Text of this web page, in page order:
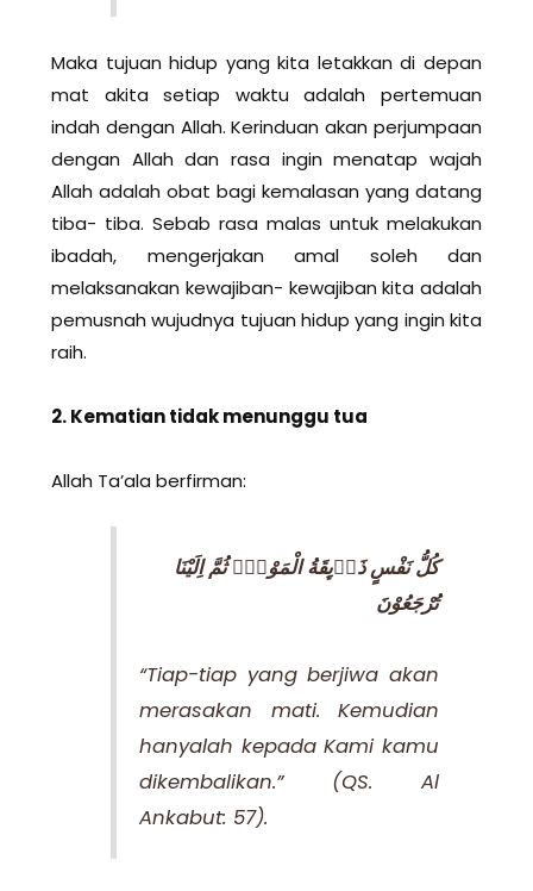
Maka tujuan hidup yang kita letakkan di depan
mat akita setiap waktu adalah pertemuan
indah dengan Allah. Kerinduan akan perjumpaan
dengan Allah dan rasa ingin menatap wajah
Allah adalah obat bagi kemalasan yang datang
tiba- tiba. Sebab rasa malas untuk melakukan
ibadah, mengerjakan amal soleh dan
melaksanakan kewajiban- kewajiban kita adalah
pemusnah wujudnya tujuan hidup yang ingin kita
raih.
2. Kematian tidak menunggu tua
Allah Ta’ala berfirman:
كُلُّ نَفْسٍ ذَاۤىِٕقَةُ الْمَوْتِۗ ثُمَّ اِلَيْنَا
تُرْجَعُوْنَ
“Tiap-tiap yang berjiwa akan
merasakan mati. Kemudian
hanyalah kepada Kami kamu
dikembalikan.” (QS. Al
Ankabut: 57).